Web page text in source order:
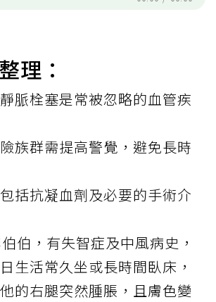
理：
脈栓塞是常被忽略的血管疾
族群需提高警覺，避免長時
括抗凝血劑及必要的手術介
伯，有失智症及中風病史，
生活常久坐或長時間臥床，
的右腿突然腫脹，且膚色變